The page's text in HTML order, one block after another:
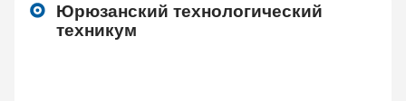
Юрюзанский технологический
техникум